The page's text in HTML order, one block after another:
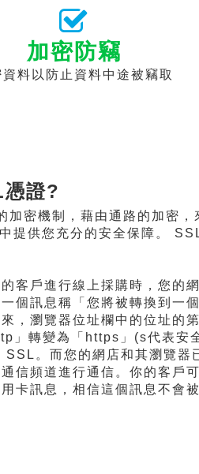
加密防竊
資料以防止資料中途被竊取
證?
密機制，藉由通路的加密，
提供您充分的安全保障。
客戶進行線上採購時，您的
個訊息稱「您將被轉換到一
，瀏覽器位址欄中的位址的
」轉變為「https」(s代表安
SSL。而您的網店和其瀏覽器
信頻道進行通信。你的客戶
卡訊息，相信這個訊息不會被